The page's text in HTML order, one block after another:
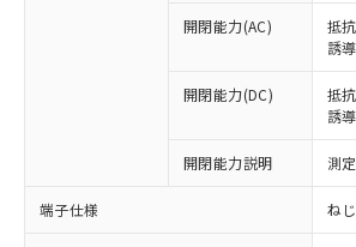
開閉能力(AC)
抵
誘
開閉能力(DC)
抵
誘
開閉能力説明 測
端子仕様 ね
※1 対応状況
対応済み：EU RoHS指令（
非含有に対応した製品が提供可